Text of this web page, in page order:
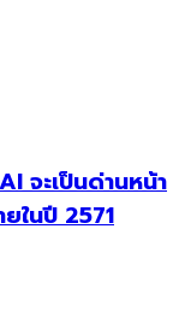
จะเป็นด่านหน้า
ในปี 2571